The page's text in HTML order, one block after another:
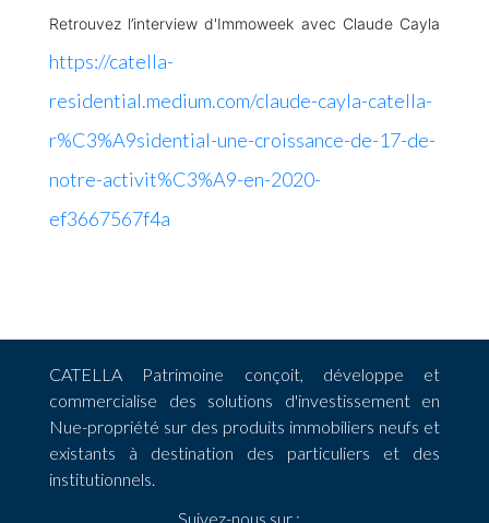
Retrouvez l’interview d'Immoweek avec Claude Cayla
https://catella-
residential.medium.com/claude-cayla-catella-
r%C3%A9sidential-une-croissance-de-17-de-
notre-activit%C3%A9-en-2020-
ef3667567f4a
CATELLA Patrimoine conçoit, développe et
commercialise des solutions d'investissement en
Nue-propriété sur des produits immobiliers neufs et
existants à destination des particuliers et des
institutionnels.
Suivez-nous sur :